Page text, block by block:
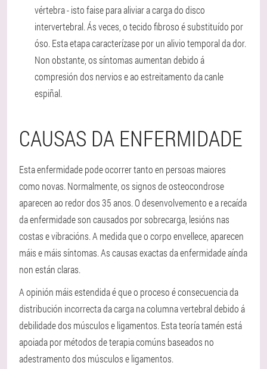
vértebra - isto faise para aliviar a carga do disco
intervertebral. Ás veces, o tecido fibroso é substituído por
óso. Esta etapa caracterízase por un alivio temporal da dor.
Non obstante, os síntomas aumentan debido á
compresión dos nervios e ao estreitamento da canle
espiñal.
CAUSAS DA ENFERMIDADE
Esta enfermidade pode ocorrer tanto en persoas maiores
como novas. Normalmente, os signos de osteocondrose
aparecen ao redor dos 35 anos. O desenvolvemento e a recaída
da enfermidade son causados por sobrecarga, lesións nas
costas e vibracións. A medida que o corpo envellece, aparecen
máis e máis síntomas. As causas exactas da enfermidade aínda
non están claras.
A opinión máis estendida é que o proceso é consecuencia da
distribución incorrecta da carga na columna vertebral debido á
debilidade dos músculos e ligamentos. Esta teoría tamén está
apoiada por métodos de terapia comúns baseados no
adestramento dos músculos e ligamentos.